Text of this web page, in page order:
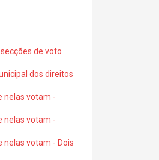
de voto
dos direitos
nelas votam -
nelas votam -
nelas votam - Dois